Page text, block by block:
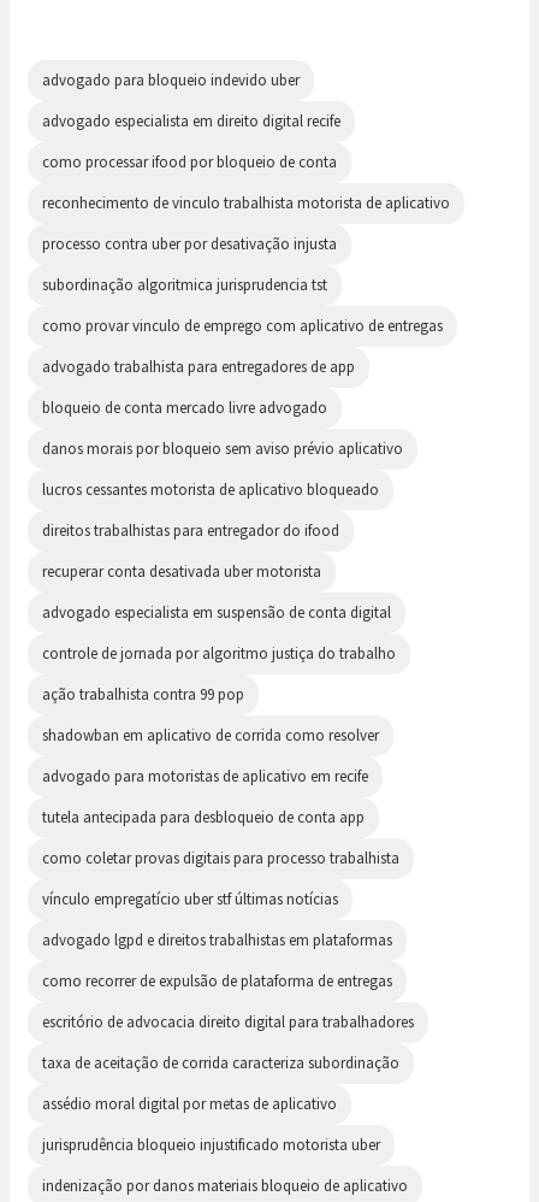
advogado para bloqueio indevido uber
advogado especialista em direito digital recife
como processar ifood por bloqueio de conta
reconhecimento de vinculo trabalhista motorista de aplicativo
processo contra uber por desativação injusta
subordinação algoritmica jurisprudencia tst
como provar vinculo de emprego com aplicativo de entregas
advogado trabalhista para entregadores de app
bloqueio de conta mercado livre advogado
danos morais por bloqueio sem aviso prévio aplicativo
lucros cessantes motorista de aplicativo bloqueado
direitos trabalhistas para entregador do ifood
recuperar conta desativada uber motorista
advogado especialista em suspensão de conta digital
controle de jornada por algoritmo justiça do trabalho
ação trabalhista contra 99 pop
shadowban em aplicativo de corrida como resolver
advogado para motoristas de aplicativo em recife
tutela antecipada para desbloqueio de conta app
como coletar provas digitais para processo trabalhista
vínculo empregatício uber stf últimas notícias
advogado lgpd e direitos trabalhistas em plataformas
como recorrer de expulsão de plataforma de entregas
escritório de advocacia direito digital para trabalhadores
taxa de aceitação de corrida caracteriza subordinação
assédio moral digital por metas de aplicativo
jurisprudência bloqueio injustificado motorista uber
indenização por danos materiais bloqueio de aplicativo